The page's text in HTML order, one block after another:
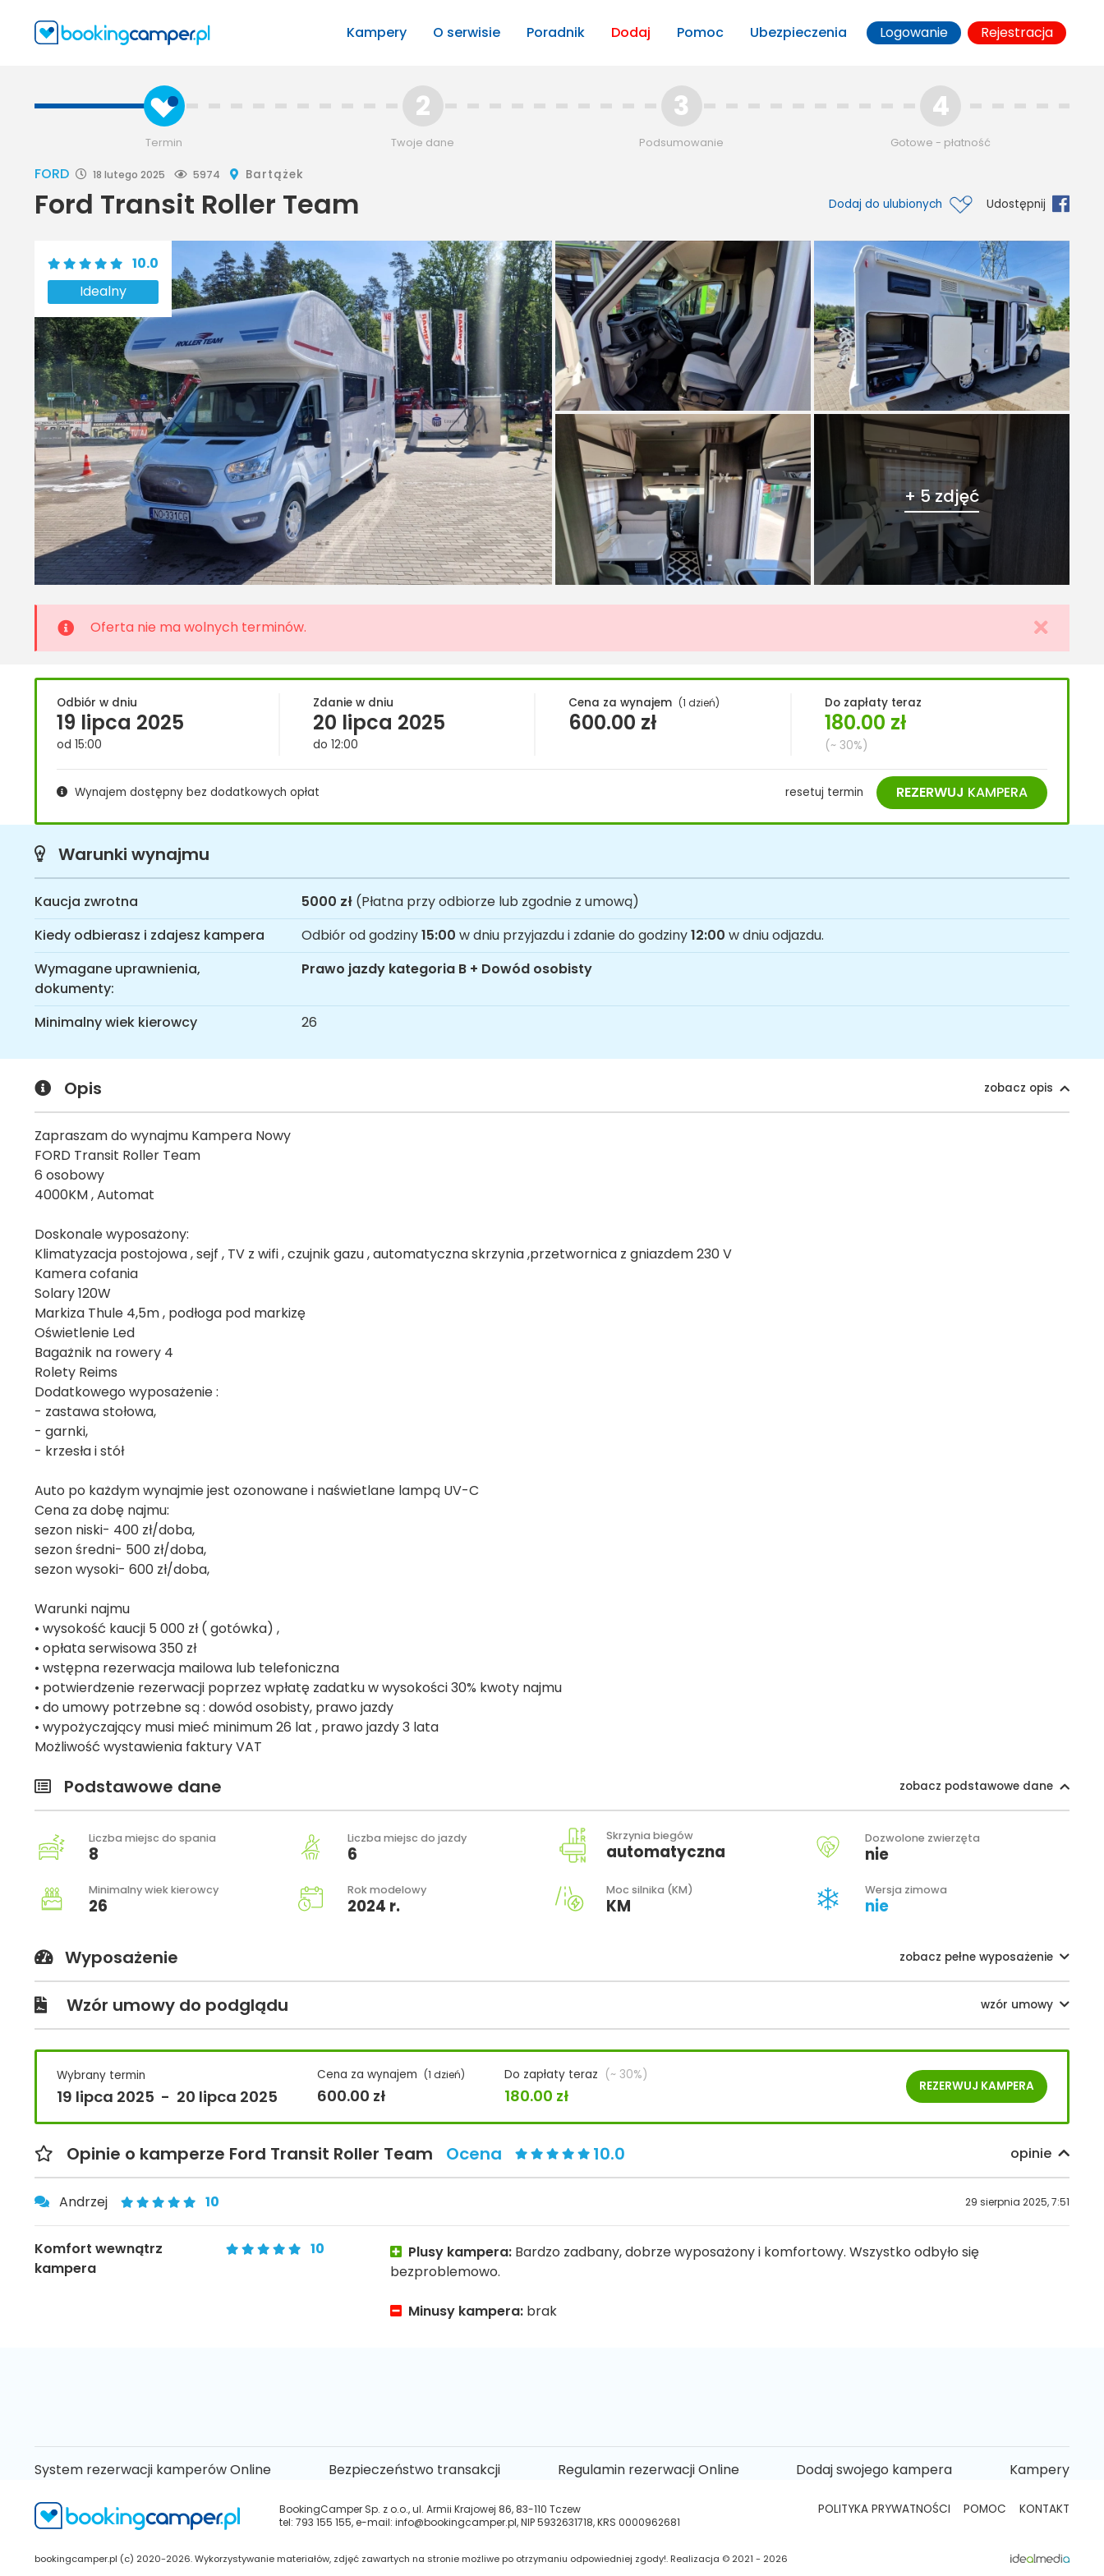
Kampery O serwisie Poradnik Dodaj Pomoc Ubezpieczenia Logowanie Rejestracja
Termin
2
Twoje dane
3
Podsumowanie
4
Gotowe - płatność
FORD 18 lutego 2025 5974 Bartążek
Ford Transit Roller Team Dodaj do ulubionych Udostępnij
10.0
Idealny
+ 5 zdjęć
Oferta nie ma wolnych terminów.
Odbiór w dniu
19 lipca 2025
od 15:00
Zdanie w dniu
20 lipca 2025
do 12:00
Cena za wynajem (1 dzień)
600.00 zł
Do zapłaty teraz
180.00 zł
(~ 30%)
Wynajem dostępny bez dodatkowych opłat resetuj termin REZERWUJ KAMPERA
Warunki wynajmu
Kaucja zwrotna 5000 zł (Płatna przy odbiorze lub zgodnie z umową)
Kiedy odbierasz i zdajesz kampera
Odbiór od godziny15:00 w dniu przyjazdu i zdanie do godziny12:00 w dniu odjazdu.
Wymagane uprawnienia,
dokumenty:
Prawo jazdy kategoria B + Dowód osobisty
Minimalny wiek kierowcy 26
Opis zobacz opis
Zapraszam do wynajmu Kampera Nowy
FORD Transit Roller Team
6 osobowy
4000KM , Automat
Doskonale wyposażony:
Klimatyzacja postojowa , sejf , TV z wifi , czujnik gazu , automatyczna skrzynia ,przetwornica z gniazdem 230 V
Kamera cofania
Solary 120W
Markiza Thule 4,5m , podłoga pod markizę
Oświetlenie Led
Bagażnik na rowery 4
Rolety Reims
Dodatkowego wyposażenie :
- zastawa stołowa,
- garnki,
- krzesła i stół
Auto po każdym wynajmie jest ozonowane i naświetlane lampą UV-C
Cena za dobę najmu:
sezon niski- 400 zł/doba,
sezon średni- 500 zł/doba,
sezon wysoki- 600 zł/doba,
Warunki najmu
• wysokość kaucji 5 000 zł ( gotówka) ,
• opłata serwisowa 350 zł
• wstępna rezerwacja mailowa lub telefoniczna
• potwierdzenie rezerwacji poprzez wpłatę zadatku w wysokości 30% kwoty najmu
• do umowy potrzebne są : dowód osobisty, prawo jazdy
• wypożyczający musi mieć minimum 26 lat , prawo jazdy 3 lata
Możliwość wystawienia faktury VAT
Podstawowe dane zobacz podstawowe dane
Liczba miejsc do spania
8
Liczba miejsc do jazdy
6
Skrzynia biegów
automatyczna
Dozwolone zwierzęta
nie
Minimalny wiek kierowcy
26
Rok modelowy
2024 r.
Moc silnika (KM)
KM
Wersja zimowa
nie
Wyposażenie zobacz pełne wyposażenie
Wzór umowy do podglądu wzór umowy
Wybrany termin
19 lipca 2025 - 20 lipca 2025
Cena za wynajem (1 dzień)
600.00 zł
Do zapłaty teraz (~ 30%)
180.00 zł REZERWUJ KAMPERA
Opinie o kamperze Ford Transit Roller Team Ocena 10.0 opinie
Andrzej 10 29 sierpnia 2025, 7:51
Komfort wewnątrz
kampera
10 Plusy kampera: Bardzo zadbany, dobrze wyposażony i komfortowy. Wszystko odbyło się
bezproblemowo.
Minusy kampera: brak
System rezerwacji kamperów Online Bezpieczeństwo transakcji Regulamin rezerwacji Online Dodaj swojego kampera Kampery
BookingCamper Sp. z o.o., ul. Armii Krajowej 86, 83-110 Tczew
tel: 793 155 155, e-mail: info@bookingcamper.pl, NIP 5932631718, KRS 0000962681
POLITYKA PRYWATNOŚCI POMOC KONTAKT
bookingcamper.pl (c) 2020-2026. Wykorzystywanie materiałów, zdjęć zawartych na stronie możliwe po otrzymaniu odpowiedniej zgody!. Realizacja © 2021 - 2026